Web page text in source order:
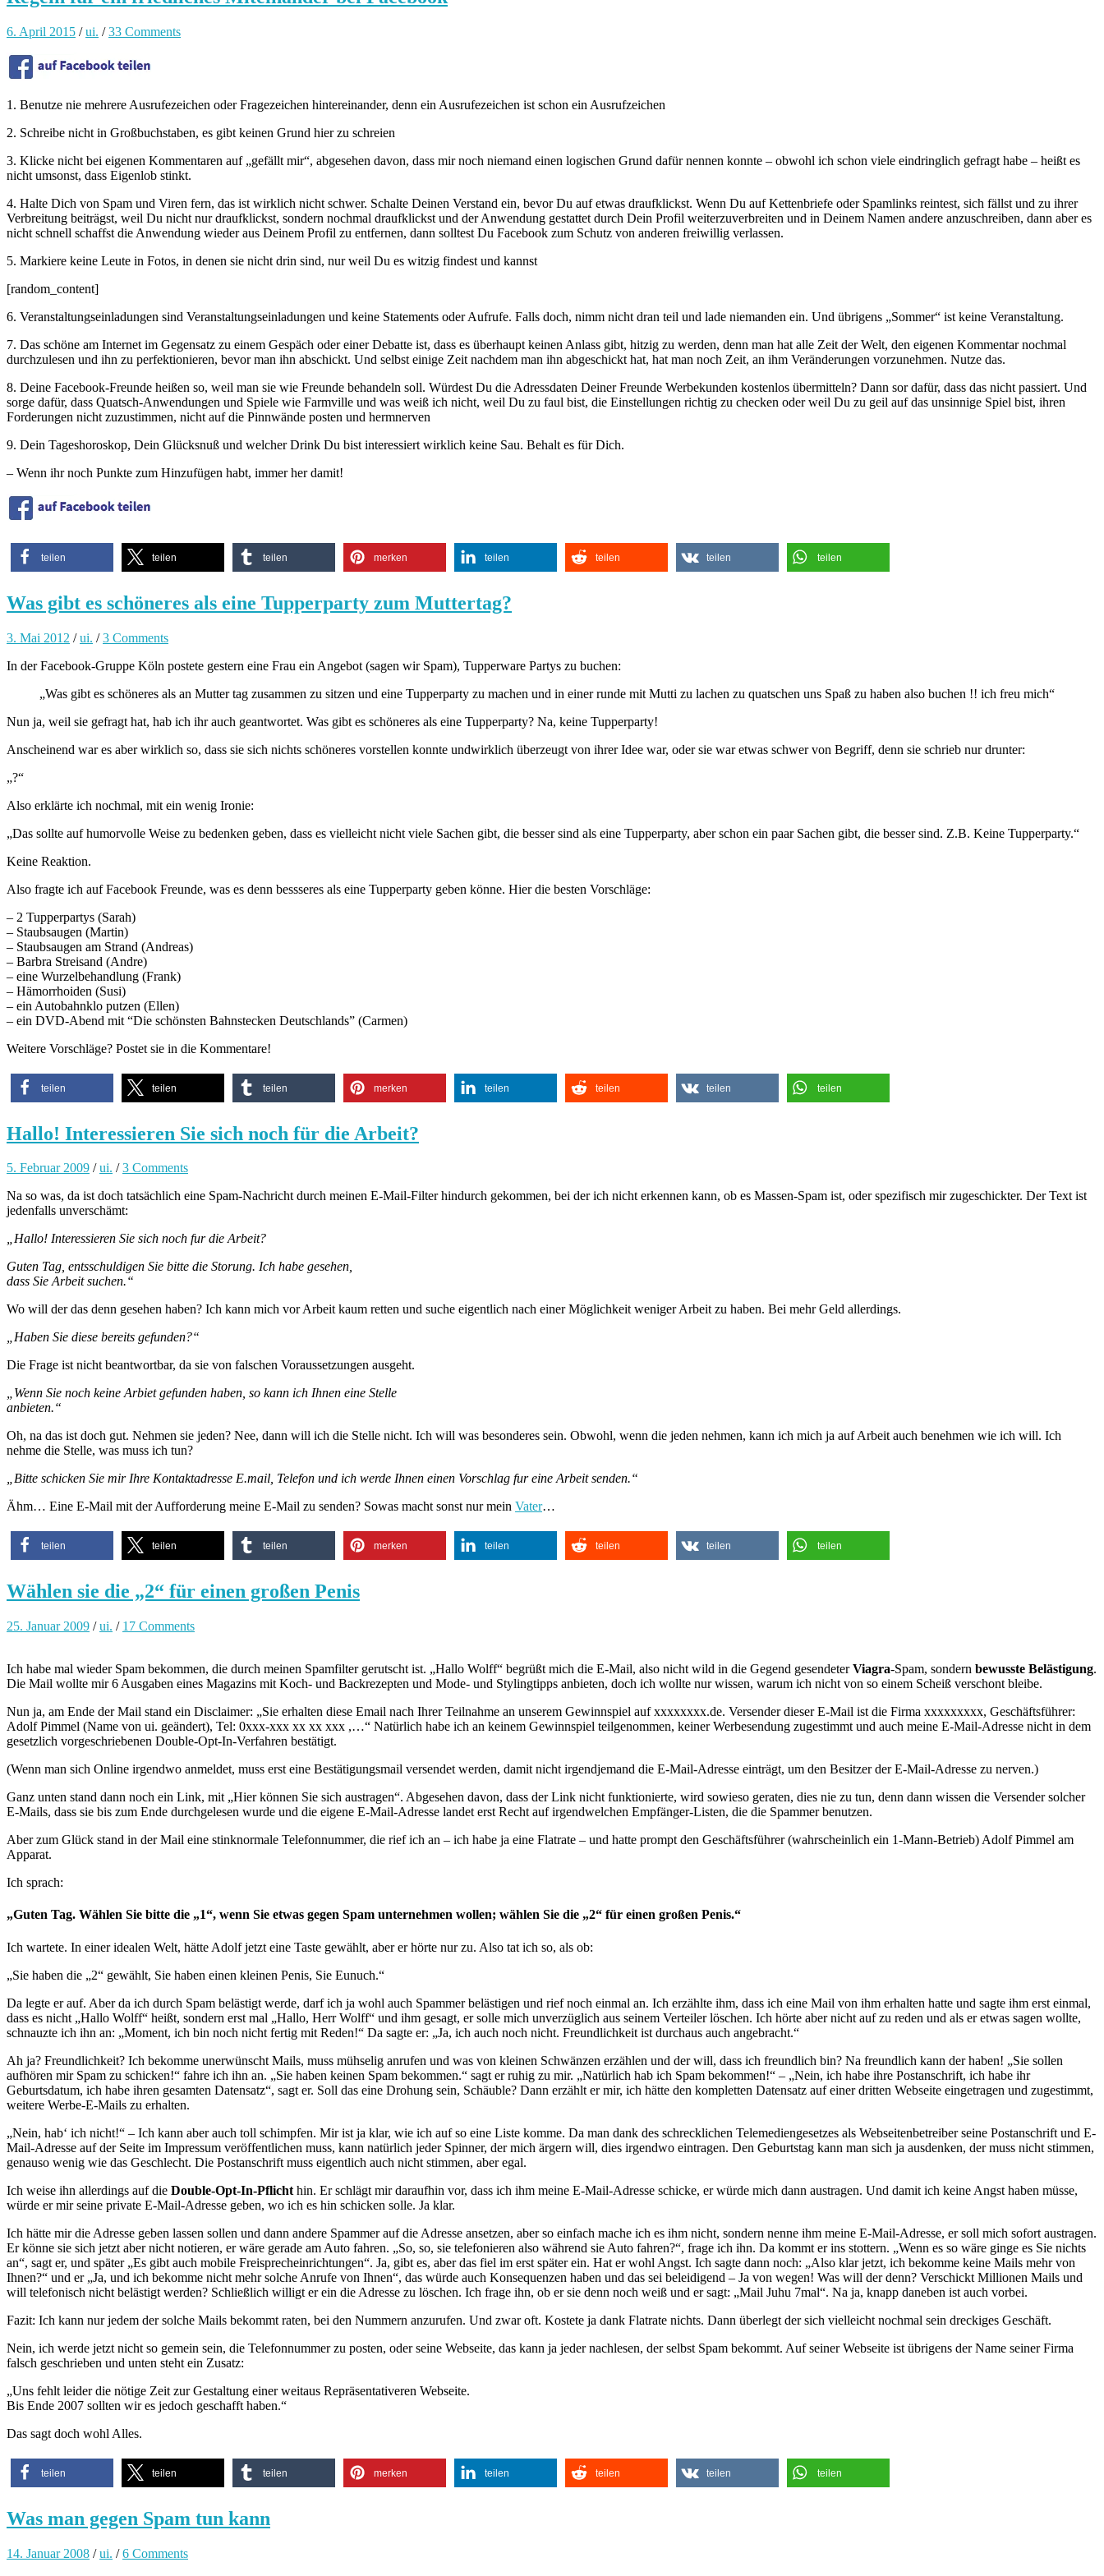
6. April 2015 /ui. /33 Comments
1. Benutze nie mehrere Ausrufezeichen oder Fragezeichen hintereinander, denn ein Ausrufezeichen ist schon ein Ausrufzeichen
2. Schreibe nicht in Großbuchstaben, es gibt keinen Grund hier zu schreien
3. Klicke nicht bei eigenen Kommentaren auf „gefällt mir“, abgesehen davon, dass mir noch niemand einen logischen Grund dafür nennen konnte – obwohl ich schon viele eindringlich gefragt habe – heißt es
nicht umsonst, dass Eigenlob stinkt.
4. Halte Dich von Spam und Viren fern, das ist wirklich nicht schwer. Schalte Deinen Verstand ein, bevor Du auf etwas draufklickst. Wenn Du auf Kettenbriefe oder Spamlinks reintest, sich fällst und zu ihrer
Verbreitung beiträgst, weil Du nicht nur draufklickst, sondern nochmal draufklickst und der Anwendung gestattet durch Dein Profil weiterzuverbreiten und in Deinem Namen andere anzuschreiben, dann aber es
nicht schnell schaffst die Anwendung wieder aus Deinem Profil zu entfernen, dann solltest Du Facebook zum Schutz von anderen freiwillig verlassen.
5. Markiere keine Leute in Fotos, in denen sie nicht drin sind, nur weil Du es witzig findest und kannst
[random_content]
6. Veranstaltungseinladungen sind Veranstaltungseinladungen und keine Statements oder Aufrufe. Falls doch, nimm nicht dran teil und lade niemanden ein. Und übrigens „Sommer“ ist keine Veranstaltung.
7. Das schöne am Internet im Gegensatz zu einem Gespäch oder einer Debatte ist, dass es überhaupt keinen Anlass gibt, hitzig zu werden, denn man hat alle Zeit der Welt, den eigenen Kommentar nochmal
durchzulesen und ihn zu perfektionieren, bevor man ihn abschickt. Und selbst einige Zeit nachdem man ihn abgeschickt hat, hat man noch Zeit, an ihm Veränderungen vorzunehmen. Nutze das.
8. Deine Facebook-Freunde heißen so, weil man sie wie Freunde behandeln soll. Würdest Du die Adressdaten Deiner Freunde Werbekunden kostenlos übermitteln? Dann sor dafür, dass das nicht passiert. Und
sorge dafür, dass Quatsch-Anwendungen und Spiele wie Farmville und was weiß ich nicht, weil Du zu faul bist, die Einstellungen richtig zu checken oder weil Du zu geil auf das unsinnige Spiel bist, ihren
Forderungen nicht zuzustimmen, nicht auf die Pinnwände posten und hermnerven
9. Dein Tageshoroskop, Dein Glücksnuß und welcher Drink Du bist interessiert wirklich keine Sau. Behalt es für Dich.
– Wenn ihr noch Punkte zum Hinzufügen habt, immer her damit!
teilen teilen teilen merken teilen teilen teilen teilen
Was gibt es schöneres als eine Tupperparty zum Muttertag?
3. Mai 2012 /ui. /3 Comments
In der Facebook-Gruppe Köln postete gestern eine Frau ein Angebot (sagen wir Spam), Tupperware Partys zu buchen:
„Was gibt es schöneres als an Mutter tag zusammen zu sitzen und eine Tupperparty zu machen und in einer runde mit Mutti zu lachen zu quatschen uns Spaß zu haben also buchen !! ich freu mich“
Nun ja, weil sie gefragt hat, hab ich ihr auch geantwortet. Was gibt es schöneres als eine Tupperparty? Na, keine Tupperparty!
Anscheinend war es aber wirklich so, dass sie sich nichts schöneres vorstellen konnte undwirklich überzeugt von ihrer Idee war, oder sie war etwas schwer von Begriff, denn sie schrieb nur drunter:
„?“
Also erklärte ich nochmal, mit ein wenig Ironie:
„Das sollte auf humorvolle Weise zu bedenken geben, dass es vielleicht nicht viele Sachen gibt, die besser sind als eine Tupperparty, aber schon ein paar Sachen gibt, die besser sind. Z.B. Keine Tupperparty.“
Keine Reaktion.
Also fragte ich auf Facebook Freunde, was es denn bessseres als eine Tupperparty geben könne. Hier die besten Vorschläge:
– 2 Tupperpartys (Sarah)
– Staubsaugen (Martin)
– Staubsaugen am Strand (Andreas)
– Barbra Streisand (Andre)
– eine Wurzelbehandlung (Frank)
– Hämorrhoiden (Susi)
– ein Autobahnklo putzen (Ellen)
– ein DVD-Abend mit “Die schönsten Bahnstecken Deutschlands” (Carmen)
Weitere Vorschläge? Postet sie in die Kommentare!
teilen teilen teilen merken teilen teilen teilen teilen
Hallo! Interessieren Sie sich noch für die Arbeit?
5. Februar 2009 /ui. /3 Comments
Na so was, da ist doch tatsächlich eine Spam-Nachricht durch meinen E-Mail-Filter hindurch gekommen, bei der ich nicht erkennen kann, ob es Massen-Spam ist, oder spezifisch mir zugeschickter. Der Text ist
jedenfalls unverschämt:
„Hallo! Interessieren Sie sich noch fur die Arbeit?
Guten Tag, entsschuldigen Sie bitte die Storung. Ich habe gesehen,
dass Sie Arbeit suchen.“
Wo will der das denn gesehen haben? Ich kann mich vor Arbeit kaum retten und suche eigentlich nach einer Möglichkeit weniger Arbeit zu haben. Bei mehr Geld allerdings.
„Haben Sie diese bereits gefunden?“
Die Frage ist nicht beantwortbar, da sie von falschen Voraussetzungen ausgeht.
„Wenn Sie noch keine Arbiet gefunden haben, so kann ich Ihnen eine Stelle
anbieten.“
Oh, na das ist doch gut. Nehmen sie jeden? Nee, dann will ich die Stelle nicht. Ich will was besonderes sein. Obwohl, wenn die jeden nehmen, kann ich mich ja auf Arbeit auch benehmen wie ich will. Ich
nehme die Stelle, was muss ich tun?
„Bitte schicken Sie mir Ihre Kontaktadresse E.mail, Telefon und ich werde Ihnen einen Vorschlag fur eine Arbeit senden.“
Ähm… Eine E-Mail mit der Aufforderung meine E-Mail zu senden? Sowas macht sonst nur mein Vater…
teilen teilen teilen merken teilen teilen teilen teilen
Wählen sie die „2“ für einen großen Penis
25. Januar 2009 /ui. / 17 Comments
Ich habe mal wieder Spam bekommen, die durch meinen Spamfilter gerutscht ist. „Hallo Wolff“ begrüßt mich die E-Mail, also nicht wild in die Gegend gesendeterViagra-Spam, sondern bewusste Belästigung.
Die Mail wollte mir 6 Ausgaben eines Magazins mit Koch- und Backrezepten und Mode- und Stylingtipps anbieten, doch ich wollte nur wissen, warum ich nicht von so einem Scheiß verschont bleibe.
Nun ja, am Ende der Mail stand ein Disclaimer: „Sie erhalten diese Email nach Ihrer Teilnahme an unserem Gewinnspiel auf xxxxxxxx.de. Versender dieser E-Mail ist die Firma xxxxxxxxx, Geschäftsführer:
Adolf Pimmel (Name von ui. geändert), Tel: 0xxx-xxx xx xx xxx ,…“ Natürlich habe ich an keinem Gewinnspiel teilgenommen, keiner Werbesendung zugestimmt und auch meine E-Mail-Adresse nicht in dem
gesetzlich vorgeschriebenen Double-Opt-In-Verfahren bestätigt.
(Wenn man sich Online irgendwo anmeldet, muss erst eine Bestätigungsmail versendet werden, damit nicht irgendjemand die E-Mail-Adresse einträgt, um den Besitzer der E-Mail-Adresse zu nerven.)
Ganz unten stand dann noch ein Link, mit „Hier können Sie sich austragen“. Abgesehen davon, dass der Link nicht funktionierte, wird sowieso geraten, dies nie zu tun, denn dann wissen die Versender solcher
E-Mails, dass sie bis zum Ende durchgelesen wurde und die eigene E-Mail-Adresse landet erst Recht auf irgendwelchen Empfänger-Listen, die die Spammer benutzen.
Aber zum Glück stand in der Mail eine stinknormale Telefonnummer, die rief ich an – ich habe ja eine Flatrate – und hatte prompt den Geschäftsführer (wahrscheinlich ein 1-Mann-Betrieb) Adolf Pimmel am
Apparat.
Ich sprach:
„Guten Tag. Wählen Sie bitte die „1“, wenn Sie etwas gegen Spam unternehmen wollen; wählen Sie die „2“ für einen großen Penis.“
Ich wartete. In einer idealen Welt, hätte Adolf jetzt eine Taste gewählt, aber er hörte nur zu. Also tat ich so, als ob:
„Sie haben die „2“ gewählt, Sie haben einen kleinen Penis, Sie Eunuch.“
Da legte er auf. Aber da ich durch Spam belästigt werde, darf ich ja wohl auch Spammer belästigen und rief noch einmal an. Ich erzählte ihm, dass ich eine Mail von ihm erhalten hatte und sagte ihm erst einmal,
dass es nicht „Hallo Wolff“ heißt, sondern erst mal „Hallo, Herr Wolff“ und ihm gesagt, er solle mich unverzüglich aus seinem Verteiler löschen. Ich hörte aber nicht auf zu reden und als er etwas sagen wollte,
schnauzte ich ihn an: „Moment, ich bin noch nicht fertig mit Reden!“ Da sagte er: „Ja, ich auch noch nicht. Freundlichkeit ist durchaus auch angebracht.“
Ah ja? Freundlichkeit? Ich bekomme unerwünscht Mails, muss mühselig anrufen und was von kleinen Schwänzen erzählen und der will, dass ich freundlich bin? Na freundlich kann der haben! „Sie sollen
aufhören mir Spam zu schicken!“ fahre ich ihn an. „Sie haben keinen Spam bekommen.“ sagt er ruhig zu mir. „Natürlich hab ich Spam bekommen!“ – „Nein, ich habe ihre Postanschrift, ich habe ihr
Geburtsdatum, ich habe ihren gesamten Datensatz“, sagt er. Soll das eine Drohung sein, Schäuble? Dann erzählt er mir, ich hätte den kompletten Datensatz auf einer dritten Webseite eingetragen und zugestimmt,
weitere Werbe-E-Mails zu erhalten.
„Nein, hab‘ ich nicht!“ – Ich kann aber auch toll schimpfen. Mir ist ja klar, wie ich auf so eine Liste komme. Da man dank des schrecklichen Telemediengesetzes als Webseitenbetreiber seine Postanschrift und E-
Mail-Adresse auf der Seite im Impressum veröffentlichen muss, kann natürlich jeder Spinner, der mich ärgern will, dies irgendwo eintragen. Den Geburtstag kann man sich ja ausdenken, der muss nicht stimmen,
genauso wenig wie das Geschlecht. Die Postanschrift muss eigentlich auch nicht stimmen, aber egal.
Ich weise ihn allerdings auf die Double-Opt-In-Pflicht hin. Er schlägt mir daraufhin vor, dass ich ihm meine E-Mail-Adresse schicke, er würde mich dann austragen. Und damit ich keine Angst haben müsse,
würde er mir seine private E-Mail-Adresse geben, wo ich es hin schicken solle. Ja klar.
Ich hätte mir die Adresse geben lassen sollen und dann andere Spammer auf die Adresse ansetzen, aber so einfach mache ich es ihm nicht, sondern nenne ihm meine E-Mail-Adresse, er soll mich sofort austragen.
Er könne sie sich jetzt aber nicht notieren, er wäre gerade am Auto fahren. „So, so, sie telefonieren also während sie Auto fahren?“, frage ich ihn. Da kommt er ins stottern. „Wenn es so wäre ginge es Sie nichts
an“, sagt er, und später „Es gibt auch mobile Freisprecheinrichtungen“. Ja, gibt es, aber das fiel im erst später ein. Hat er wohl Angst. Ich sagte dann noch: „Also klar jetzt, ich bekomme keine Mails mehr von
Ihnen?“ und er „Ja, und ich bekomme nicht mehr solche Anrufe von Ihnen“, das würde auch Konsequenzen haben und das sei beleidigend – Ja von wegen! Was will der denn? Verschickt Millionen Mails und
will telefonisch nicht belästigt werden? Schließlich willigt er ein die Adresse zu löschen. Ich frage ihn, ob er sie denn noch weiß und er sagt: „Mail Juhu 7mal“. Na ja, knapp daneben ist auch vorbei.
Fazit: Ich kann nur jedem der solche Mails bekommt raten, bei den Nummern anzurufen. Und zwar oft. Kostete ja dank Flatrate nichts. Dann überlegt der sich vielleicht nochmal sein dreckiges Geschäft.
Nein, ich werde jetzt nicht so gemein sein, die Telefonnummer zu posten, oder seine Webseite, das kann ja jeder nachlesen, der selbst Spam bekommt. Auf seiner Webseite ist übrigens der Name seiner Firma
falsch geschrieben und unten steht ein Zusatz:
„Uns fehlt leider die nötige Zeit zur Gestaltung einer weitaus Repräsentativeren Webseite.
Bis Ende 2007 sollten wir es jedoch geschafft haben.“
Das sagt doch wohl Alles.
teilen teilen teilen merken teilen teilen teilen teilen
Was man gegen Spam tun kann
14. Januar 2008 /ui. /6 Comments